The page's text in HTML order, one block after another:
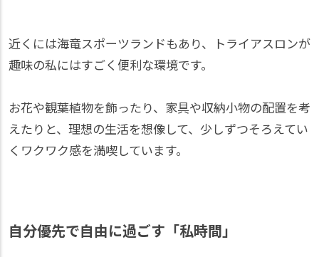
近くには海竜スポーツランドもあり、トライアスロンが
趣味の私にはすごく便利な環境です。
お花や観葉植物を飾ったり、家具や収納小物の配置を考
えたりと、理想の生活を想像して、少しずつそろえてい
くワクワク感を満喫しています。
自分優先で自由に過ごす「私時間」